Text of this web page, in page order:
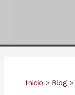
Inicio Blog